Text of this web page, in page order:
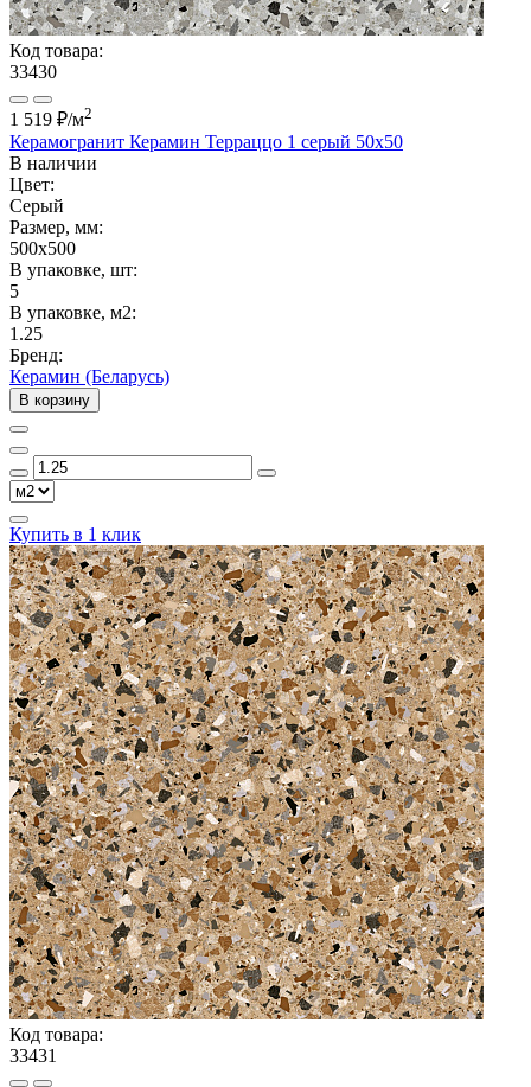
Код товара:
33430
1 519 ₽/м2
Керамогранит Керамин Терраццо 1 серый 50х50
В наличии
Цвет:
Серый
Размер, мм:
500x500
В упаковке, шт:
5
В упаковке, м2:
1.25
Бренд:
Керамин (Беларусь)
В корзину
Купить в 1 клик
Код товара:
33431